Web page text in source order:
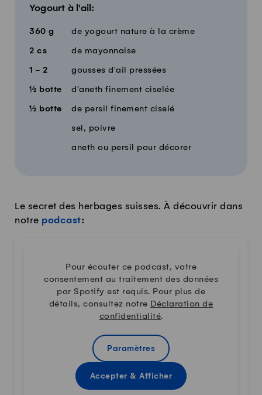
Yogourt à l'ail:
360 g de yogourt nature à la crème
2 cs de mayonnaise
1 - 2 gousses d'ail pressées
½ botte d'aneth finement ciselée
½ botte de persil finement ciselé
sel, poivre
aneth ou persil pour décorer
Le secret des herbages suisses. À découvrir dans
notre podcast:
Pour écouter ce podcast, votre
consentement au traitement des données
par Spotify est requis. Pour plus de
détails, consultez notre Déclaration de
confidentialité.
Paramètres
Accepter & Afficher